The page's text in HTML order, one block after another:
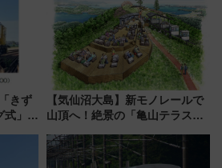
喫
ぶ！ JR空港駅は2面3線化！
きず
」採
【気仙沼大島】新モノレールで
山頂へ！絶景の「亀山テラス
暇村のお得な日帰りプランも登
場